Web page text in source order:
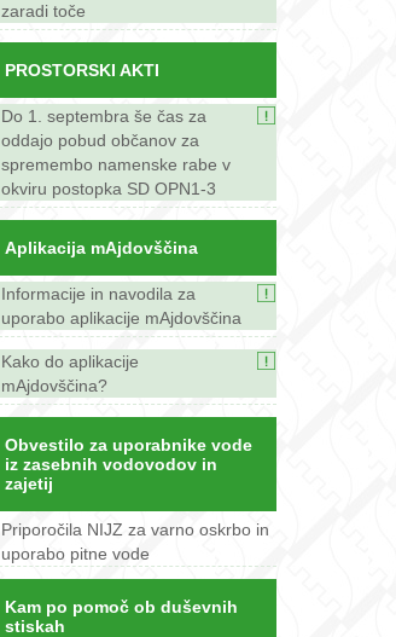
zaradi toče
PROSTORSKI AKTI
Do 1. septembra še čas za
oddajo pobud občanov za
spremembo namenske rabe v
okviru postopka SD OPN1-3
Aplikacija mAjdovščina
Informacije in navodila za
uporabo aplikacije mAjdovščina
Kako do aplikacije
mAjdovščina?
Obvestilo za uporabnike vode
iz zasebnih vodovodov in
zajetij
Priporočila NIJZ za varno oskrbo in
uporabo pitne vode
Kam po pomoč ob duševnih
stiskah